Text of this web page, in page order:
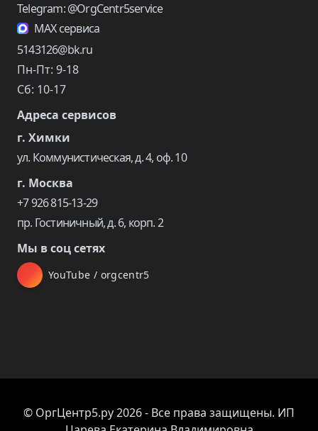
Telegram: @OrgCentr5service
MAX сервиса
5143126@bk.ru
Пн-Пт: 9-18
Сб: 10-17
Адреса сервисов
г. Химки
ул. Коммунистическая, д. 4, оф. 10
г. Москва
+7 926 815-13-29
пр. Гостиничный, д. 6, корп. 2
Мы в соц сетях
YouTube / orgcentr5
© ОргЦентр5.ру 2026 - Все права защищены. ИП